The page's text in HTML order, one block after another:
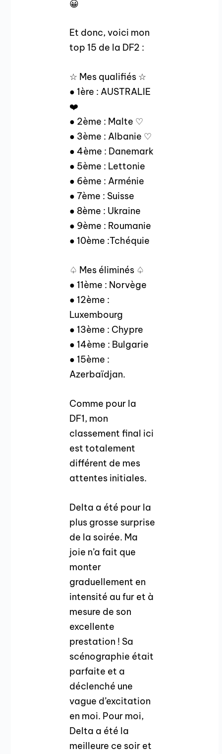
😀
Et donc, voici mon
top 15 de la DF2 :
☆ Mes qualifiés ☆
● 1ère : AUSTRALIE
❤️
● 2ème : Malte ♡
● 3ème : Albanie ♡
● 4ème : Danemark
● 5ème : Lettonie
● 6ème : Arménie
● 7ème : Suisse
● 8ème : Ukraine
● 9ème : Roumanie
● 10ème :Tchéquie
♤ Mes éliminés ♤
● 11ème : Norvège
● 12ème :
Luxembourg
● 13ème : Chypre
● 14ème : Bulgarie
● 15ème :
Azerbaïdjan.
Comme pour la
DF1, mon
classement final ici
est totalement
différent de mes
attentes initiales.
Delta a été pour la
plus grosse surprise
de la soirée. Ma
joie n’a fait que
monter
graduellement en
intensité au fur et à
mesure de son
excellente
prestation ! Sa
scénographie était
parfaite et a
déclenché une
vague d’excitation
en moi. Pour moi,
Delta a été la
meilleure ce soir et